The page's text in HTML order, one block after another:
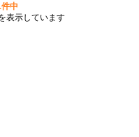
中
表示しています